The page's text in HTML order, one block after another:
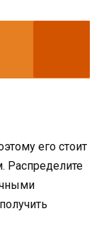
его стоит
Распределите